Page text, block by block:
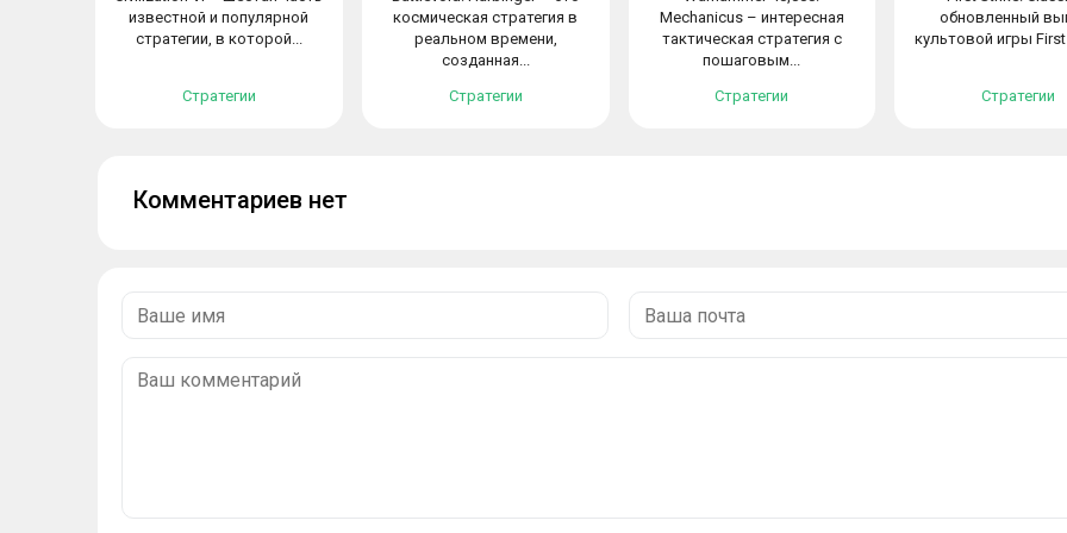
известной и популярной
стратегии, в которой...
Стратегии
космическая стратегия в
реальном времени,
созданная...
Стратегии
Mechanicus – интересная
тактическая стратегия с
пошаговым...
Стратегии
обновленный
культовой игры First
Стратегии
Комментариев нет